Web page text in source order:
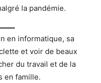
la pandémie.
en informatique, sa
et voir de beaux
du travail et de la
en famille.